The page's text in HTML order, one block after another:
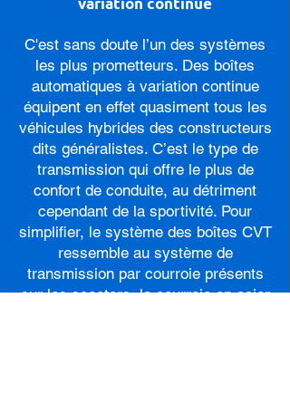
C'est sans doute l’un des systèmes
les plus prometteurs. Des boîtes
automatiques à variation continue
équipent en effet quasiment tous les
véhicules hybrides des constructeurs
dits généralistes. C’est le type de
transmission qui offre le plus de
confort de conduite, au détriment
cependant de la sportivité. Pour
simplifier, le système des boîtes CVT
ressemble au système de
transmission par courroie présents
sur les scooters, la courroie en acier